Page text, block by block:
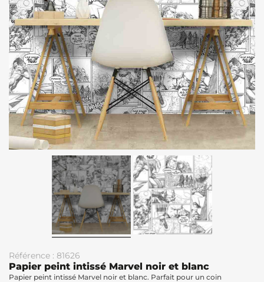
Référence : 81626
Papier peint intissé Marvel noir et blanc
Papier peint intissé Marvel noir et blanc. Parfait pour un coin